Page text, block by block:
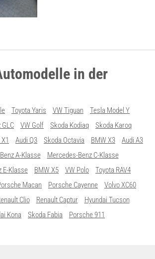
in der
Toyota Yaris VW Tiguan
Tesla Model Y
VW Golf Skoda Kodiaq
Skoda Karoq
Audi Q3 Skoda Octavia BMW X3
Audi A3
A-Klasse
Mercedes-Benz C-Klasse
E-Klasse
BMW X5 VW Polo
Toyota RAV4
Macan Porsche Cayenne
Volvo XC60
Clio Renault Captur
Hyundai Tucson
Kona
Skoda Fabia Porsche 911